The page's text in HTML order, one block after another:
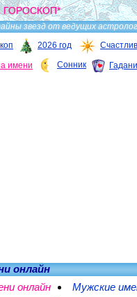
ГОРОСКОП*
звезд от ведущих
2026 год
имени Сонник
онлайн
онлайн
Мужские